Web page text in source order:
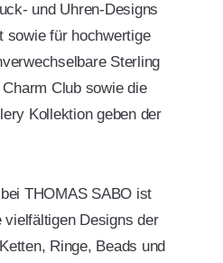
und Uhren-Designs
sowie für hochwertige
Sterling
Club sowie die
Kollektion geben der
THOMAS SABO ist
vielfältigen Designs der
Ringe, Beads und